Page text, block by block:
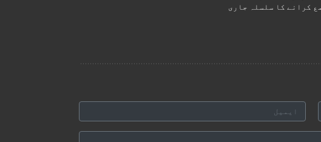
کرانے کا سلسلہ جاری